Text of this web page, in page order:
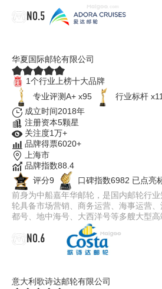
NO.5
华夏国际邮轮有限公司
1个行业上榜十大品牌
专业评测A+ x95
行业标杆
成立时间2018年
注册资本5颗星
关注度1万+
品牌得票6020+
上海市
品牌指数88.4
评分9
口碑指数6982 已点亮
前身为中船嘉年华邮轮，是国内邮轮行
轮具备市场营销、商务运营、海事运营
都号、地中海号、大西洋号等多艘大型
NO.6
意大利歌诗达邮轮有限公司